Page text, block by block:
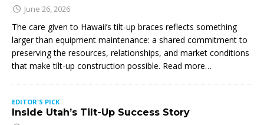
June 26, 2026
The care given to Hawaii’s tilt-up braces reflects something
larger than equipment maintenance: a shared commitment to
preserving the resources, relationships, and market conditions
that make tilt-up construction possible. Read more…
EDITOR'S PICK
Inside Utah’s Tilt-Up Success Story